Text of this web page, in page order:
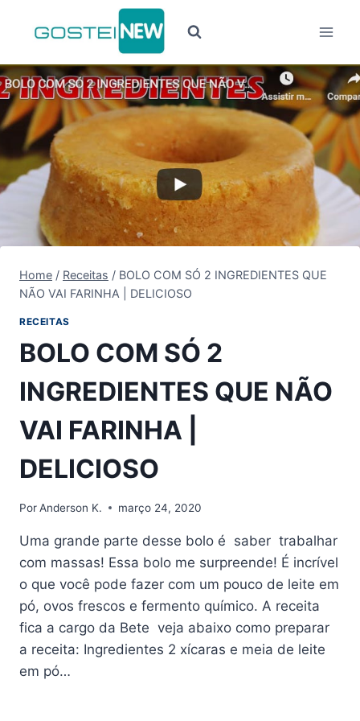
Conteúdo
Home / Receitas / BOLO COM SÓ 2 INGREDIENTES QUE
NÃO VAI FARINHA | DELICIOSO
RECEITAS
BOLO COM SÓ 2
INGREDIENTES QUE NÃO
VAI FARINHA |
DELICIOSO
PorAnderson K. março 24, 2020
Uma grande parte desse bolo é saber trabalhar
com massas! Essa bolo me surpreende! É incrível
o que você pode fazer com um pouco de leite em
pó, ovos frescos e fermento químico. A receita
fica a cargo da Bete veja abaixo como preparar
a receita: Ingredientes 2 xícaras e meia de leite
em pó…